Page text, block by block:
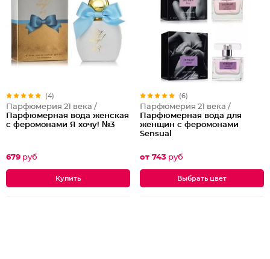
(4)
Парфюмерия 21 века /
Парфюмерная вода женская
с феромонами Я хочу! №3
679 руб
(6)
Парфюмерия 21 века /
Парфюмерная вода для
женщин с феромонами
Sensual
от 743 руб
Выбрать цвет